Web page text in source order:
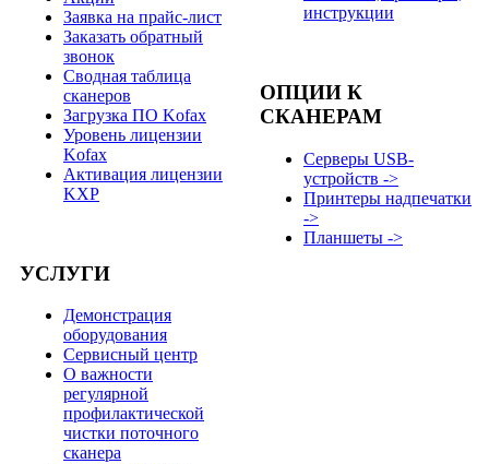
Заявка на прайс-лист
Заказать обратный
звонок
Сводная таблица
сканеров
Загрузка ПО Kofax
Уровень лицензии
Kofax
Активация лицензии
KXP
УСЛУГИ
Демонстрация
оборудования
Сервисный центр
О важности
регулярной
профилактической
чистки поточного
сканера
инструкции
ОПЦИИ К
СКАНЕРАМ
Серверы USB-
устройств ->
Принтеры надпечатки
->
Планшеты ->